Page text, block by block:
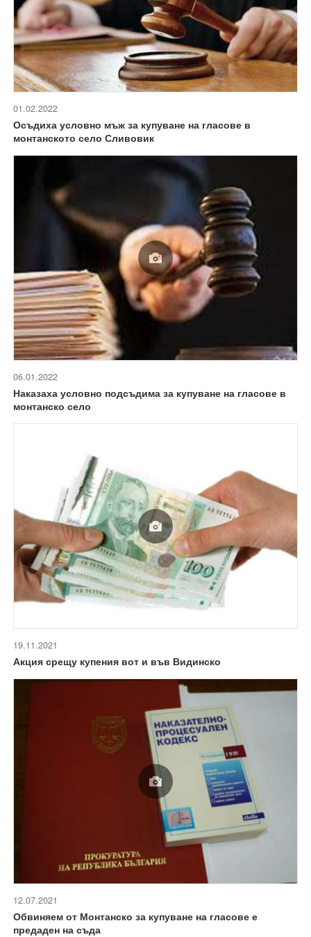
01.02.2022
Осъдиха условно мъж за купуване на гласове в
монтанското село Сливовик
06.01.2022
Наказаха условно подсъдима за купуване на гласове в
монтанско село
19.11.2021
Акция срещу купения вот и във Видинско
12.07.2021
Обвиняем от Монтанско за купуване на гласове е
предаден на съда